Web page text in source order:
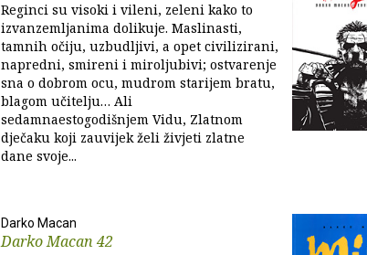
Reginci su visoki i vileni, zeleni kako to
izvanzemljanima dolikuje. Maslinasti,
tamnih očiju, uzbudljivi, a opet civilizirani,
napredni, smireni i miroljubivi; ostvarenje
sna o dobrom ocu, mudrom starijem bratu,
blagom učitelju… Ali
sedamnaestogodišnjem Vidu, Zlatnom
dječaku koji zauvijek želi živjeti zlatne
dane svoje...
Darko Macan
Darko Macan 42